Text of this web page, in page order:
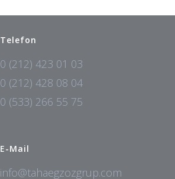
Telefon
0 (212) 423 01 03
0 (212) 428 08 04
0 (533) 266 55 75
E-Mail
info@tahaegzozgrup.com